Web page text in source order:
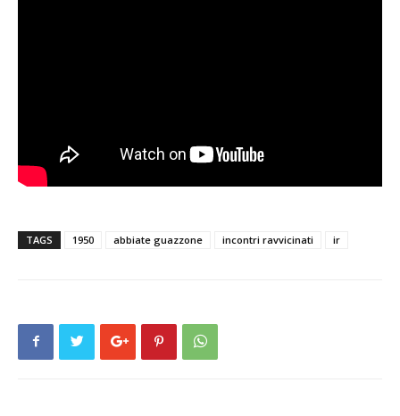
TAGS 1950 abbiate guazzone incontri ravvicinati ir